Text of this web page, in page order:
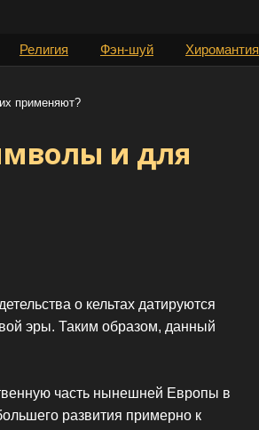
Религия Фэн-шуй Хиромантия
применяют?
и для
о кельтах датируются
эры. Таким образом, данный
часть нынешней Европы в
развития примерно к